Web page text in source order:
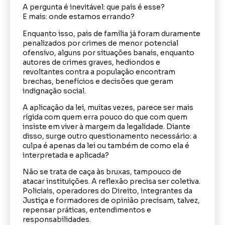
A pergunta é inevitável: que país é esse?
E mais: onde estamos errando?
Enquanto isso, pais de família já foram duramente
penalizados por crimes de menor potencial
ofensivo, alguns por situações banais, enquanto
autores de crimes graves, hediondos e
revoltantes contra a população encontram
brechas, benefícios e decisões que geram
indignação social.
A aplicação da lei, muitas vezes, parece ser mais
rígida com quem erra pouco do que com quem
insiste em viver à margem da legalidade. Diante
disso, surge outro questionamento necessário: a
culpa é apenas da lei ou também de como ela é
interpretada e aplicada?
Não se trata de caça às bruxas, tampouco de
atacar instituições. A reflexão precisa ser coletiva.
Policiais, operadores do Direito, integrantes da
Justiça e formadores de opinião precisam, talvez,
repensar práticas, entendimentos e
responsabilidades.